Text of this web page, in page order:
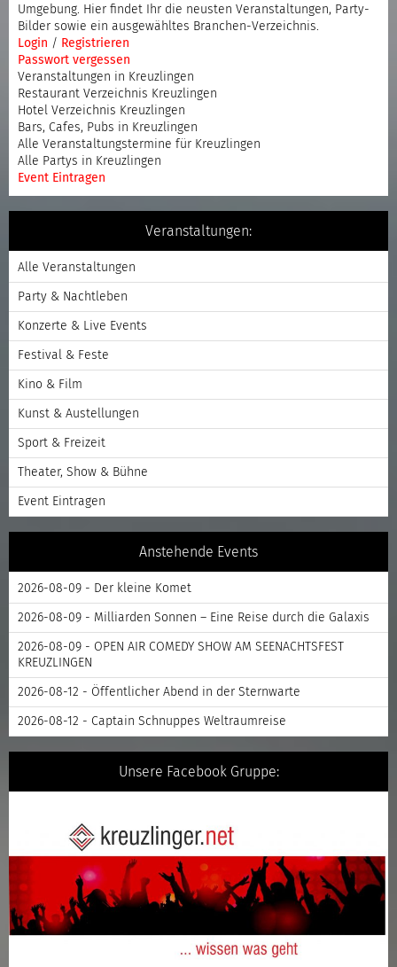
Umgebung. Hier findet Ihr die neusten Veranstaltungen, Party-
Bilder sowie ein ausgewähltes Branchen-Verzeichnis.
Login / Registrieren
Passwort vergessen
Veranstaltungen in Kreuzlingen
Restaurant Verzeichnis Kreuzlingen
Hotel Verzeichnis Kreuzlingen
Bars, Cafes, Pubs in Kreuzlingen
Alle Veranstaltungstermine für Kreuzlingen
Alle Partys in Kreuzlingen
Event Eintragen
Veranstaltungen:
Alle Veranstaltungen
Party & Nachtleben
Konzerte & Live Events
Festival & Feste
Kino & Film
Kunst & Austellungen
Sport & Freizeit
Theater, Show & Bühne
Event Eintragen
Anstehende Events
2026-08-09 - Der kleine Komet
2026-08-09 - Milliarden Sonnen – Eine Reise durch die Galaxis
2026-08-09 - OPEN AIR COMEDY SHOW AM SEENACHTSFEST
KREUZLINGEN
2026-08-12 - Öffentlicher Abend in der Sternwarte
2026-08-12 - Captain Schnuppes Weltraumreise
Unsere Facebook Gruppe: